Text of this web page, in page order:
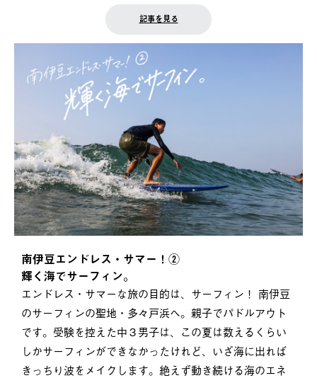
記事を見る
南伊豆エンドレス・サマー！②
輝く海でサーフィン。
エンドレス・サマーな旅の目的は、サーフィン！ 南伊豆
のサーフィンの聖地・多々戸浜へ。親子でパドルアウト
です。受験を控えた中３男子は、この夏は数えるくらい
しかサーフィンができなかったけれど、いざ海に出れば
きっちり波をメイクします。絶えず動き続ける海のエネ